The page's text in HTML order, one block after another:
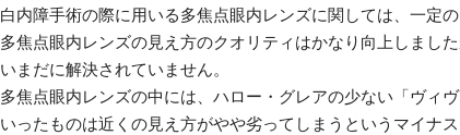
白内障手術の際に用いる多焦点眼内レンズに関しては、一定
多焦点眼内レンズの見え方のクオリティはかなり向上しまし
いまだに解決されていません。
多焦点眼内レンズの中には、ハロー・グレアの少ない「ヴィ
いったものは近くの見え方がやや劣ってしまうというマイナス